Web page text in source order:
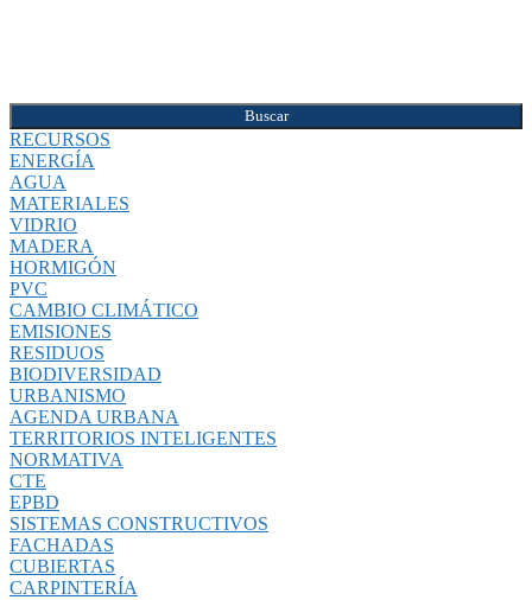
Buscar
RECURSOS
ENERGÍA
AGUA
MATERIALES
VIDRIO
MADERA
HORMIGÓN
PVC
CAMBIO CLIMÁTICO
EMISIONES
RESIDUOS
BIODIVERSIDAD
URBANISMO
AGENDA URBANA
TERRITORIOS INTELIGENTES
NORMATIVA
CTE
EPBD
SISTEMAS CONSTRUCTIVOS
FACHADAS
CUBIERTAS
CARPINTERÍA